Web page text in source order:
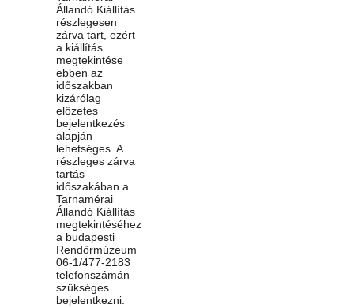
Állandó Kiállítás
részlegesen
zárva tart, ezért
a kiállítás
megtekintése
ebben az
időszakban
kizárólag
előzetes
bejelentkezés
alapján
lehetséges. A
részleges zárva
tartás
időszakában a
Tarnamérai
Állandó Kiállítás
megtekintéséhez
a budapesti
Rendőrmúzeum
06-1/477-2183
telefonszámán
szükséges
bejelentkezni.